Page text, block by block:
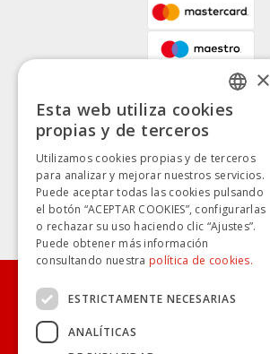
CONÓCENOS
SPANISH
×
Esta web utiliza cookies
propias y de terceros
Utilizamos cookies propias y de terceros
para analizar y mejorar nuestros servicios.
Puede aceptar todas las cookies pulsando
el botón “ACEPTAR COOKIES”, configurarlas
o rechazar su uso haciendo clic “Ajustes”.
Puede obtener más información
consultando nuestra política de cookies.
ESTRICTAMENTE NECESARIAS
ANALÍTICAS